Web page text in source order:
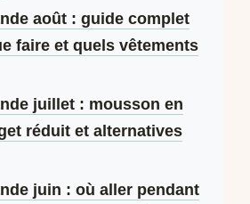
août : guide complet
faire et quels vêtements
juillet : mousson en
réduit et alternatives
juin : où aller pendant